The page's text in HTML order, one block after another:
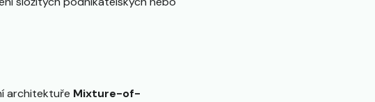
architektuře Mixture-of-